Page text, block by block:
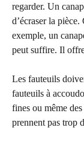
regarder. Un
d’écraser la
exemple, un
peut suffire. Il
Les fauteuils
fauteuils à
fines ou même
prennent pas trop